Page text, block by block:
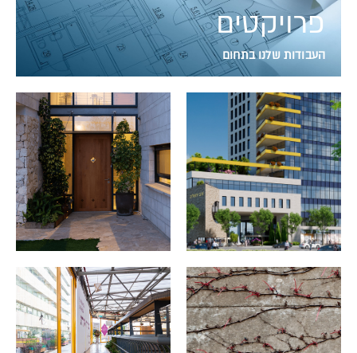
פרויקטים
העבודות שלנו בתחום